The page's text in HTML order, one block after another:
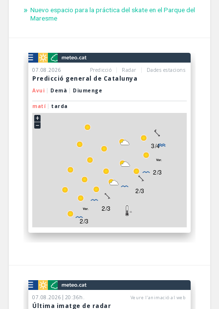
Nuevo espacio para la práctica del skate en el Parque del
Maresme